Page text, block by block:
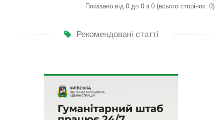
Показано від 0 до 0 з 0 (всього сторінок: 0)
Рекомендовані статті